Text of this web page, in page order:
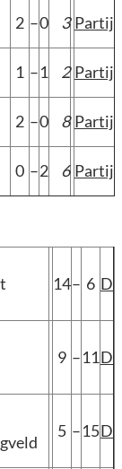
2 –0 3 Partij
1 –1 2 Partij
2 –0 8 Partij
0 –2 6 Partij
14– 6 D
9 –11D
5 –15D